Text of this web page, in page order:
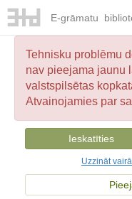
E-grāmatu
Tehnisku problēmu
nav pieejama jaunu
valstspilsētas
Atvainojamies par
Ieskatīties
Uzzināt